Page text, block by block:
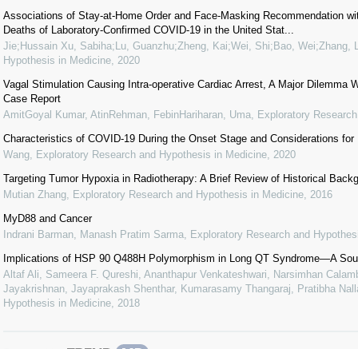
Associations of Stay-at-Home Order and Face-Masking Recommendation
Deaths of Laboratory-Confirmed COVID-19 in the United Stat...
Jie;Hussain Xu, Sabiha;Lu, Guanzhu;Zheng, Kai;Wei, Shi;Bao, Wei;Zhang,
Hypothesis in Medicine 2020
Vagal Stimulation Causing Intra-operative Cardiac Arrest, A Major Dilemma
Case Report
AmitGoyal Kumar, AtinRehman, FebinHariharan, Uma
Exploratory
Characteristics of COVID-19 During the Onset Stage and Considerations for
Wang Exploratory Research and Hypothesis in Medicine 2020
Targeting Tumor Hypoxia in Radiotherapy: A Brief Review of Historical
Mutian Zhang Exploratory Research and Hypothesis in Medicine 2016
MyD88 and Cancer
Indrani Barman, Manash Pratim Sarma
Exploratory Research and
Implications of HSP 90 Q488H Polymorphism in Long QT Syndrome—A
Altaf Ali, Sameera F. Qureshi, Ananthapur Venkateshwari, Narsimhan
Jayakrishnan, Jayaprakash Shenthar, Kumarasamy Thangaraj, Pratibha
Hypothesis in Medicine 2018